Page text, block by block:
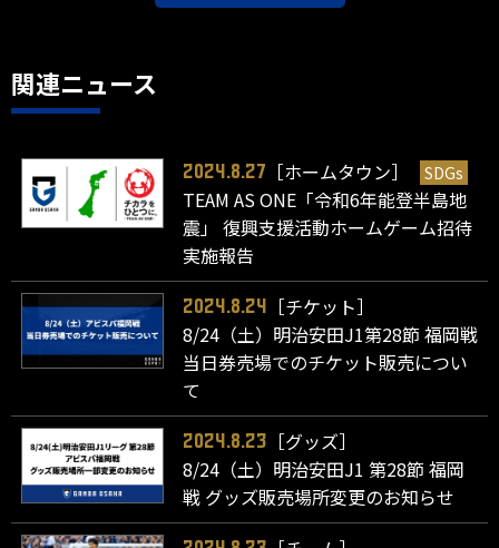
関連ニュース
2024.8.27 ［ホームタウン］ SDGs
TEAM AS ONE「令和6年能登半島地
震」 復興支援活動ホームゲーム招待
実施報告
2024.8.24
［チケット］
8/24（土）明治安田J1第28節 福岡戦
当日券売場でのチケット販売につい
て
2024.8.23
［グッズ］
8/24（土）明治安田J1 第28節 福岡
戦 グッズ販売場所変更のお知らせ